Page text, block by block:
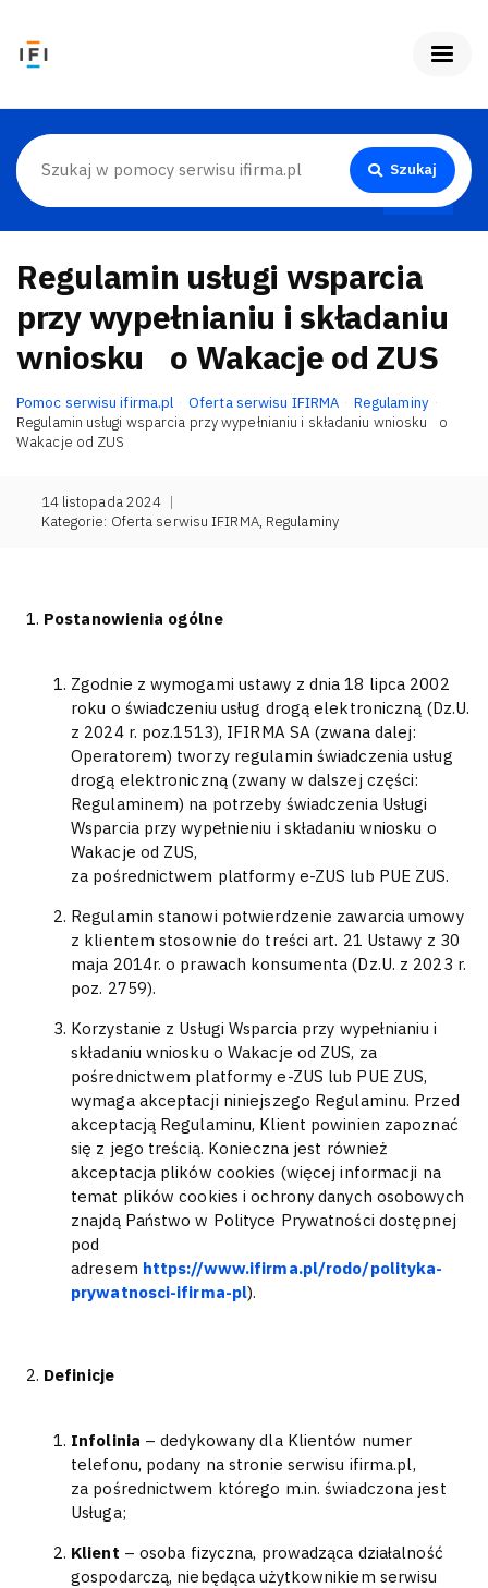
Szukaj
Regulamin usługi wsparcia
przy wypełnianiu i składaniu
wniosku o Wakacje od ZUS
Pomoc serwisu ifirma.pl Oferta serwisu IFIRMA
Regulaminy
Regulamin usługi wsparcia przy wypełnianiu i składaniu wniosku o
Wakacje od ZUS
14 listopada 2024 |
Kategorie: Oferta serwisu IFIRMA, Regulaminy
Postanowienia ogólne
Zgodnie z wymogami ustawy z dnia 18 lipca 2002
roku o świadczeniu usług drogą elektroniczną (Dz.U.
z 2024 r. poz.1513), IFIRMA SA (zwana dalej:
Operatorem) tworzy regulamin świadczenia usług
drogą elektroniczną (zwany w dalszej części:
Regulaminem) na potrzeby świadczenia Usługi
Wsparcia przy wypełnieniu i składaniu wniosku o
Wakacje od ZUS,
za pośrednictwem platformy e-ZUS lub PUE ZUS.
Regulamin stanowi potwierdzenie zawarcia umowy
z klientem stosownie do treści art. 21 Ustawy z 30
maja 2014r. o prawach konsumenta (Dz.U. z 2023 r.
poz. 2759).
Korzystanie z Usługi Wsparcia przy wypełnianiu i
składaniu wniosku o Wakacje od ZUS, za
pośrednictwem platformy e-ZUS lub PUE ZUS,
wymaga akceptacji niniejszego Regulaminu. Przed
akceptacją Regulaminu, Klient powinien zapoznać
się z jego treścią. Konieczna jest również
akceptacja plików cookies (więcej informacji na
temat plików cookies i ochrony danych osobowych
znajdą Państwo w Polityce Prywatności dostępnej
pod
adresem https://www.ifirma.pl/rodo/polityka-
prywatnosci-ifirma-pl).
Definicje
Infolinia – dedykowany dla Klientów numer
telefonu, podany na stronie serwisu ifirma.pl,
za pośrednictwem którego m.in. świadczona jest
Usługa;
Klient – osoba fizyczna, prowadząca działalność
gospodarczą, niebędąca użytkownikiem serwisu